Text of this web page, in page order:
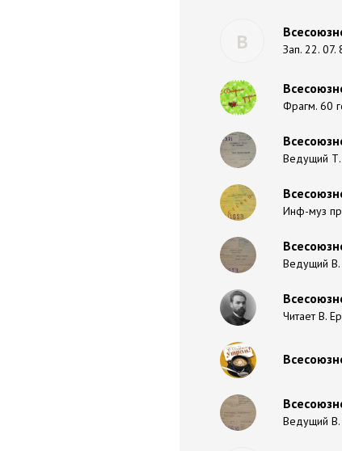
В Зап. 22. 07.
Фрагм. 60
Ведущий Т.
Инф-муз
Ведущий В.
Читает В.
Ведущий В.